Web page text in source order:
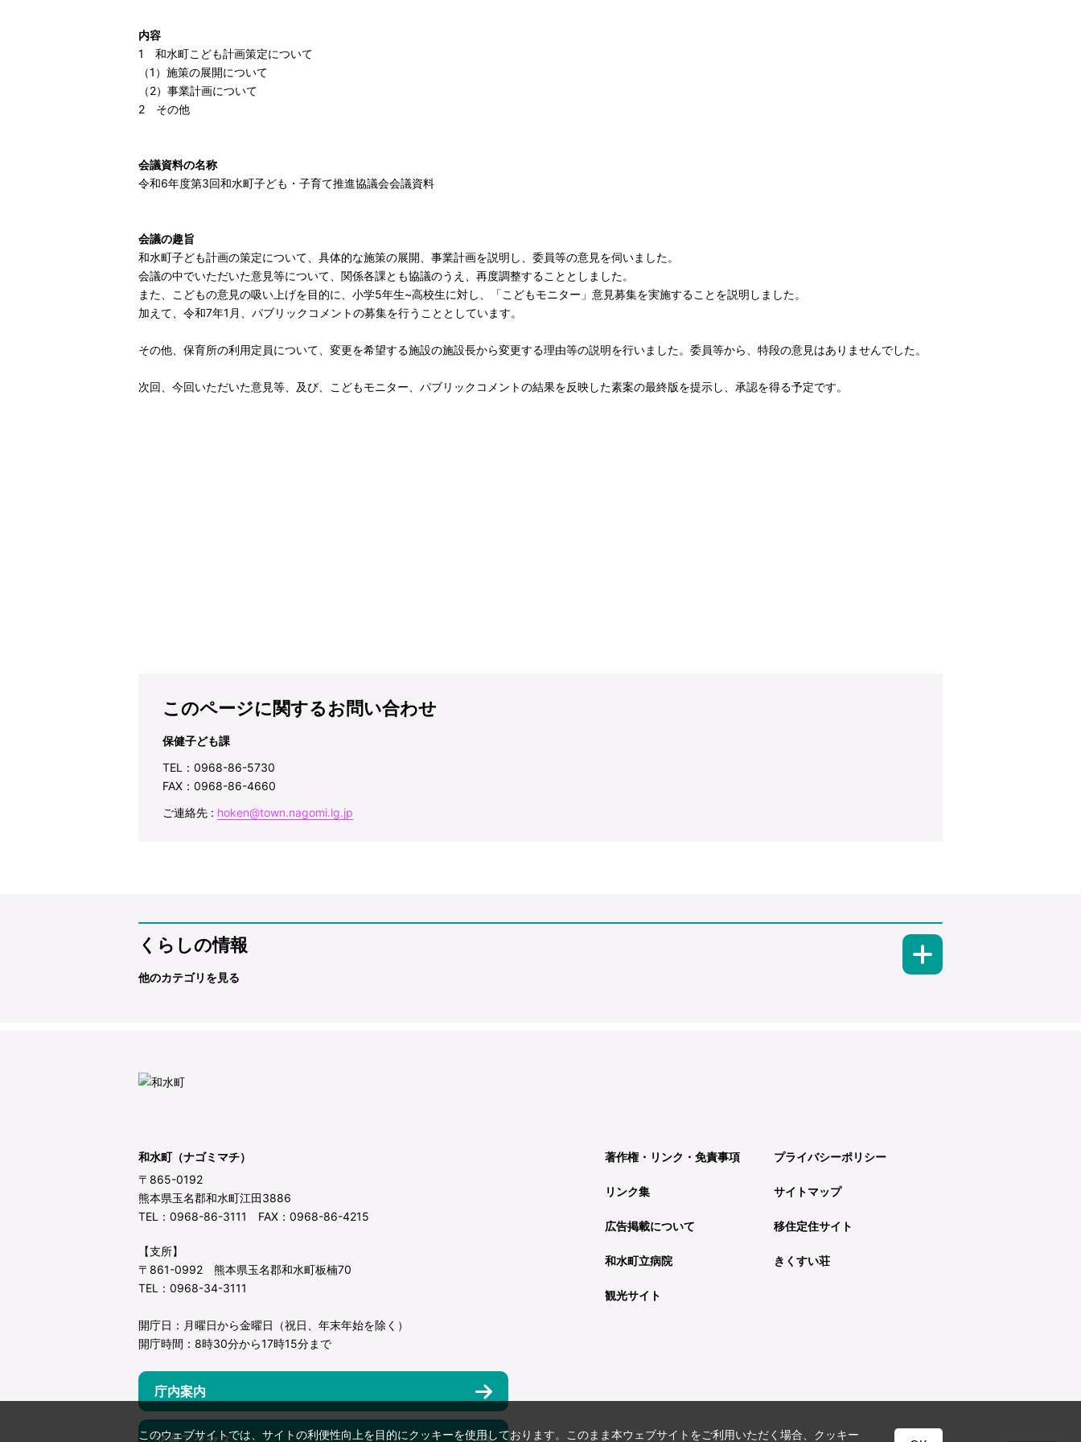
内容
1 和水町こども計画策定について
（1）施策の展開について
（2）事業計画について
2 その他
会議資料の名称
令和6年度第3回和水町子ども・子育て推進協議会会議資料
会議の趣旨
和水町子ども計画の策定について、具体的な施策の展開、事業計画を説明し、委員等の意見を伺いました。
会議の中でいただいた意見等について、関係各課とも協議のうえ、再度調整することとしました。
また、こどもの意見の吸い上げを目的に、小学5年生~高校生に対し、「こどもモニター」意見募集を実施することを説明しました。
加えて、令和7年1月、パブリックコメントの募集を行うこととしています。
その他、保育所の利用定員について、変更を希望する施設の施設長から変更する理由等の説明を行いました。委員等から、特段の意見はありませんでした。
次回、今回いただいた意見等、及び、こどもモニター、パブリックコメントの結果を反映した素案の最終版を提示し、承認を得る予定です。
このページに関するお問い合わせ
保健子ども課
TEL：0968-86-5730
FAX：0968-86-4660
ご連絡先 : hoken@town.nagomi.lg.jp
くらしの情報
他のカテゴリを見る
和水町（ナゴミマチ）
〒865-0192
熊本県玉名郡和水町江田3886
TEL：0968-86-3111 FAX：0968-86-4215
【支所】
〒861-0992 熊本県玉名郡和水町板楠70
TEL：0968-34-3111
開庁日：月曜日から金曜日（祝日、年末年始を除く）
開庁時間：8時30分から17時15分まで
庁内案内
著作権・リンク・免責事項 プライバシーポリシー
リンク集 サイトマップ
広告掲載について 移住定住サイト
和水町立病院 きくすい荘
観光サイト
このウェブサイトでは、サイトの利便性向上を目的にクッキーを使用しております。このまま本ウェブサイトをご利用いただく場合、クッキー